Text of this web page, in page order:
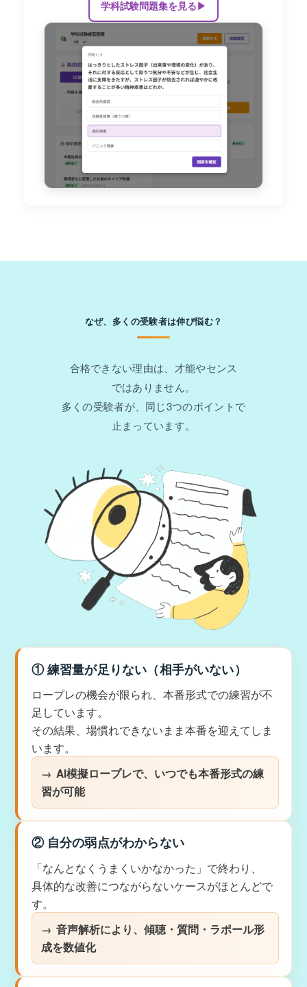
学科試験問題集を見る▶
なぜ、多くの受験者は伸び悩む？
合格できない理由は、才能やセンス
ではありません。
多くの受験者が、同じ3つのポイントで
止まっています。
① 練習量が足りない（相手がいない）
ロープレの機会が限られ、本番形式での練習が不
足しています。
その結果、場慣れできないまま本番を迎えてしま
います。
AI模擬ロープレで、いつでも本番形式の練
習が可能
② 自分の弱点がわからない
「なんとなくうまくいかなかった」で終わり、
具体的な改善につながらないケースがほとんどで
す。
音声解析により、傾聴・質問・ラポール形
成を数値化